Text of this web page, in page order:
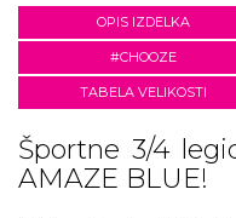
OPIS IZDELKA
#CHOOZE
TABELA VELIKOSTI
Športne 3/4
AMAZE BLUE!